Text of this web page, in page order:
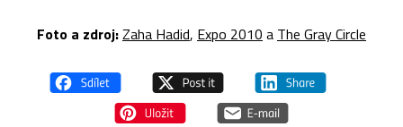
Foto a zdroj:Zaha Hadid, Expo 2010 a The Gray Circle